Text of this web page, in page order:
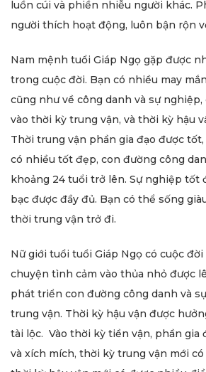
luồn cúi và phiền nhiễu người khác.
người thích hoạt động, luôn bận rộn
Nam mệnh tuổi Giáp Ngọ gặp được
trong cuộc đời. Bạn có nhiều may
cũng như về công danh và sự nghiệp,
vào thời kỳ trung vận, và thời kỳ hậu
Thời trung vận phần gia đạo được
có nhiều tốt đẹp, con đường công
khoảng 24 tuổi trở lên. Sự nghiệp tốt
bạc được đầy đủ. Bạn có thể sống
thời trung vận trở đi.
Nữ giới tuổi tuổi Giáp Ngọ có cuộc
chuyện tình cảm vào thủa nhỏ được
phát triển con đường công danh và
trung vận. Thời kỳ hậu vận được
tài lộc. Vào thời kỳ tiền vận, phần gia
và xích mích, thời kỳ trung vận mới có